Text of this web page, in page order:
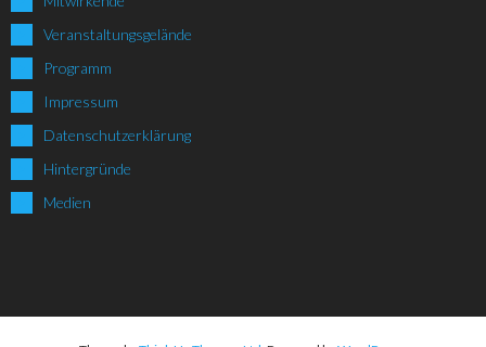
Veranstaltungsgelände
Programm
Impressum
Datenschutzerklärung
Hintergründe
Medien